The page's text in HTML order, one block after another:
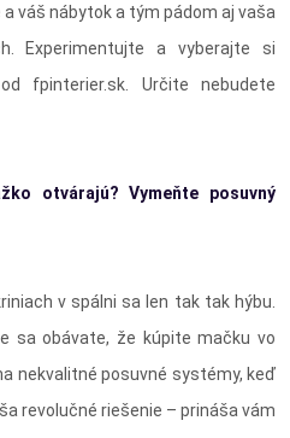
váš nábytok a tým pádom aj vaša
Experimentujte a vyberajte si
fpinterier.sk. Určite nebudete
otvárajú? Vymeňte posuvný
v spálni sa len tak tak hýbu.
sa obávate, že kúpite mačku vo
nekvalitné posuvné systémy, keď
revolučné riešenie – prináša vám